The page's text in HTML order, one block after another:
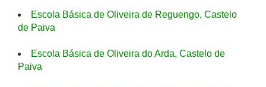
Escola Básica de Oliveira de Reguengo, Castelo
de Paiva
Escola Básica de Oliveira do Arda, Castelo de
Paiva